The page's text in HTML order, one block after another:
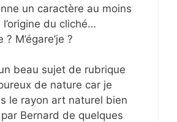
un caractère au moins
du cliché…
? M’égare’je ?
beau sujet de rubrique
de nature car je
le rayon art naturel bien
Bernard de quelques